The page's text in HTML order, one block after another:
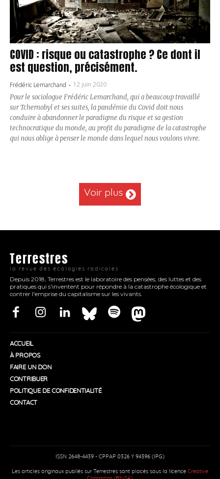
COVID : risque ou catastrophe ? Ce dont il
est question, précisément.
Frédéric Lemarchand - 12 juin 2020
Pour le sociologue Frédéric Lemarchand, qui a beaucoup travaillé
sur Tchernobyl et ses suites, la pandémie du Covid doit nous
conduire à abandonner le paradigme du risque et sa gestion
technocratique du monde, au profit du paradigme de la catastrophe
qui nous oblige à penser le monde dans lequel nous voulons vivre.
Voir plus
Terrestres
la revue des écologies radicales
Depuis 2018, Terrestres est le laboratoire des pensées, des luttes et des
pratiques qui s'inventent pour répondre à la catastrophe écologique et
contrer l'emprise du capitalisme sur les vivants.
ACCUEIL
À PROPOS
FAIRE UN DON
CONTRIBUER
POLITIQUE DE CONFIDENTIALITÉ
CONTACT
ISSN 2648-4439 - CPPAP 0326 Y 94396 (IPG)
Les articles originaux publiés sur Terrestres sont placés sous la licence Creative